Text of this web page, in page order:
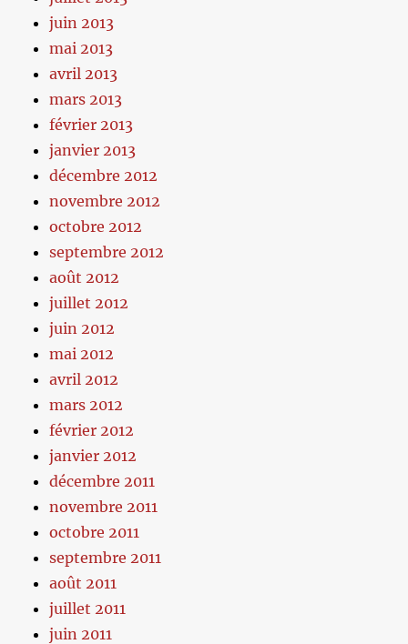
juin 2013
mai 2013
avril 2013
mars 2013
février 2013
janvier 2013
décembre 2012
novembre 2012
octobre 2012
septembre 2012
août 2012
juillet 2012
juin 2012
mai 2012
avril 2012
mars 2012
février 2012
janvier 2012
décembre 2011
novembre 2011
octobre 2011
septembre 2011
août 2011
juillet 2011
juin 2011